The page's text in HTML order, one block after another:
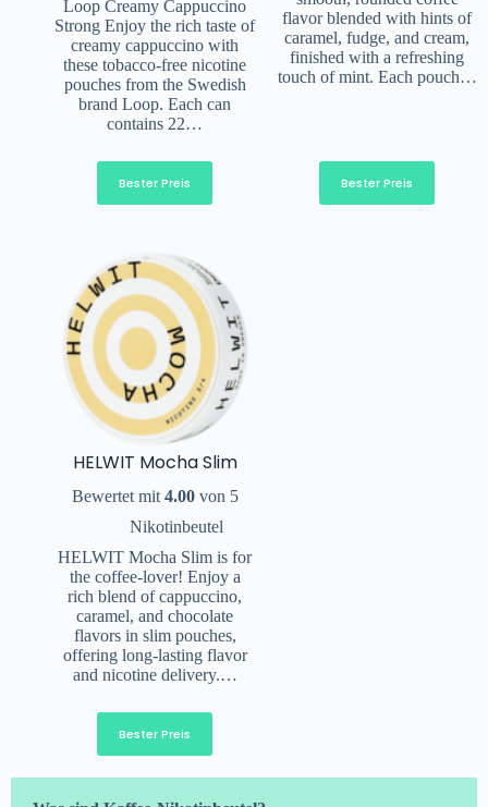
Loop Creamy Cappuccino
Strong Enjoy the rich taste of
creamy cappuccino with
these tobacco-free nicotine
pouches from the Swedish
brand Loop. Each can
contains 22…
Bester Preis
flavor blended with hints of
caramel, fudge, and cream,
finished with a refreshing
touch of mint. Each pouch…
Bester Preis
HELWIT Mocha Slim
Bewertet mit 4.00von 5
Nikotinbeutel
HELWIT Mocha Slim is for
the coffee-lover! Enjoy a
rich blend of cappuccino,
caramel, and chocolate
flavors in slim pouches,
offering long-lasting flavor
and nicotine delivery.…
Bester Preis